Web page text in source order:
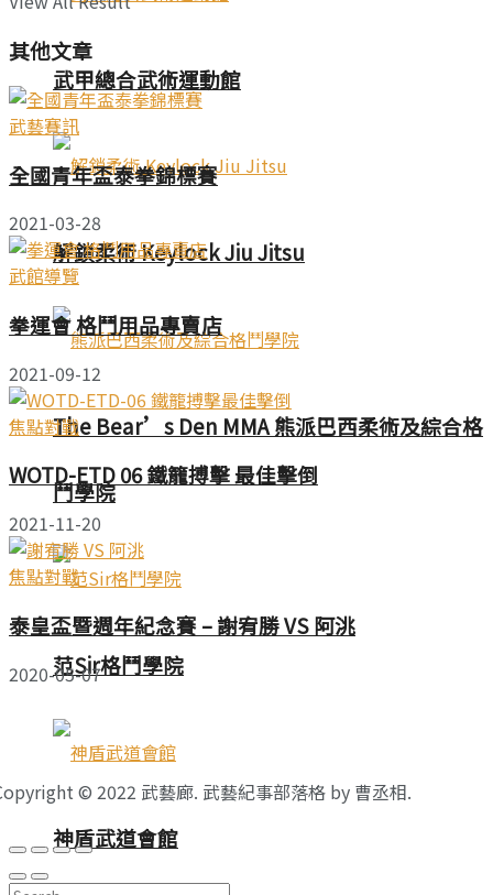
武甲總合武術運動館
解鎖柔術 Keylock Jiu Jitsu
The Bear’s Den MMA 熊派巴西柔術及綜合格
鬥學院
范Sir格鬥學院
神盾武道會館
其他文章
武藝賽訊
全國青年盃泰拳錦標賽
2021-03-28
武館導覽
拳運會 格鬥用品專賣店
2021-09-12
焦點對戰
WOTD-ETD 06 鐵籠搏擊 最佳擊倒
2021-11-20
焦點對戰
泰皇盃暨週年紀念賽 – 謝宥勝 VS 阿洮
2020-05-07
© 2022 武藝廊. 武藝紀事部落格 by 曹丞相.